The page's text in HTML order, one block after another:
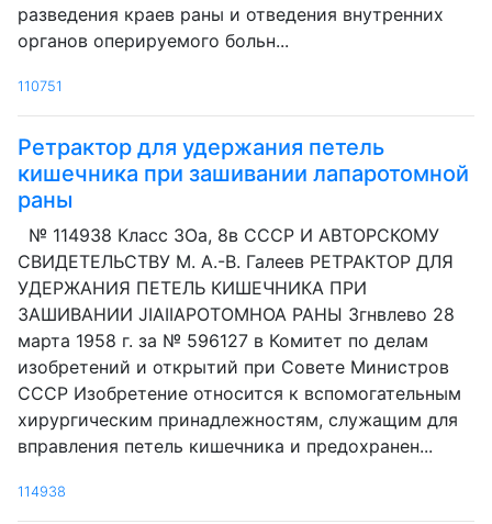
разведения краев раны и отведения внутренних
органов оперируемого больн...
110751
Ретрактор для удержания петель
кишечника при зашивании лапаротомной
раны
№ 114938 Класс ЗОа, 8в СССР И АВТОРСКОМУ
СВИДЕТЕЛЬСТВУ М. А.-В. Галеев РЕТРАКТОР ДЛЯ
УДЕРЖАНИЯ ПЕТЕЛЬ КИШЕЧНИКА ПРИ
ЗАШИВАНИИ JIAIIAPOTOMHOA РАНЫ Згнвлево 28
марта 1958 г. за № 596127 в Комитет по делам
изобретений и открытий при Совете Министров
СССР Изобретение относится к вспомогательным
хирургическим принадлежностям, служащим для
вправления петель кишечника и предохранен...
114938